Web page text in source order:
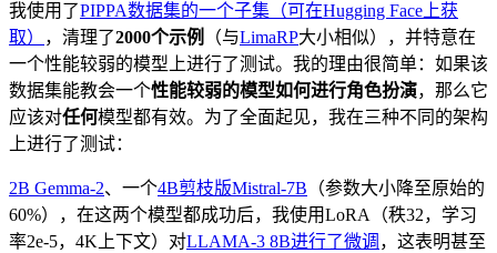
我使用了PIPPA数据集的一个子集（可在Hugging Face上获
取）
，清理了2000个示例 （与LimaRP大小相似），并特意在
一个性能较弱的模型上进行了测试。我的理由很简单：如果该
数据集能教会一个性能较弱的模型如何进行角色扮演，那么它
应该对任何模型都有效。为了全面起见，我在三种不同的架构
上进行了测试：
2B Gemma-2、一个4B剪枝版Mistral-7B （参数大小降至原始的
60%），在这两个模型都成功后，我使用LoRA（秩32，学习
率2e-5，4K上下文）对LLAMA-3 8B进行了微调 ，这表明甚至